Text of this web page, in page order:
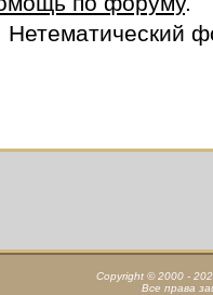
Нетематический
Copyright © 2000 -
Все права